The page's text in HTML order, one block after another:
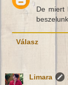
De miert
Válasz
Limara